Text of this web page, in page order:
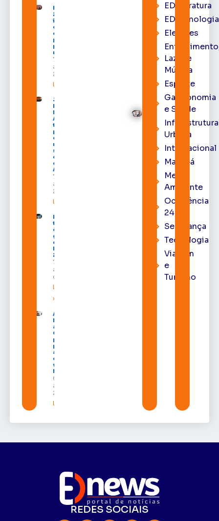
Expofeira
2026
impulsiona
economia
e aumenta
procura
por hotéis
na capital
7 de
agosto de
2026
Leia mais »
Juiz
Diego
Moura de
Araújo
toma
posse
como
membro
substituto
do Pleno
do TRE-
AP
7 de
agosto de
2026
Leia mais »
Macapá
terá
ônibus
gratuitos
durante a
Expofeira
2026
7 de
agosto
de 2026
Leia mais
»
Após veto,
Lula envia
ao
Congresso
projeto
para criar
a UNIFRON
e grava
vídeo para
Randolfe
6 de
agosto de
2026
Leia mais »
EDliteratura
EDtecnologia
Eleições
Lazer e
Música
Esporte
Gastronomia
e Saúde
Infraestrutura
Urbana
Internacional
Macapá
Meio
Ambiente
Ocorrência
24h
Segurança
Tecnologia
Viagem
e
Turismo
REDES SOCIAIS